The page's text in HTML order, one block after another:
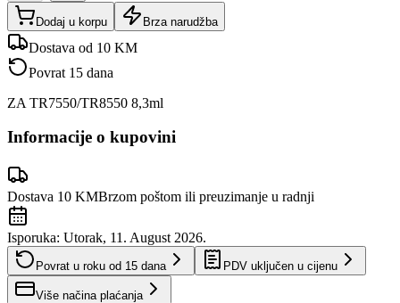
Dodaj u korpu Brza narudžba
Dostava od 10 KM
Povrat 15 dana
ZA TR7550/TR8550 8,3ml
Informacije o kupovini
Dostava 10 KMBrzom poštom ili preuzimanje u radnji
Isporuka: Utorak, 11. August 2026.
Povrat u roku od 15 dana PDV uključen u cijenu
Više načina plaćanja